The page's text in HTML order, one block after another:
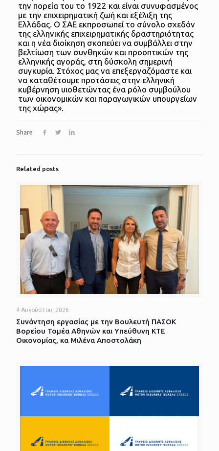
την πορεία του το 1922 και είναι συνυφασμένος
με την επιχειρηματική ζωή και εξέλιξη της
Ελλάδας. Ο ΣΑΕ εκπροσωπεί το σύνολο σχεδόν
της ελληνικής επιχειρηματικής δραστηριότητας
και η νέα διοίκηση σκοπεύει να συμβάλλει στην
βελτίωση των συνθηκών και προοπτικών της
ελληνικής αγοράς, στη δύσκολη σημερινή
συγκυρία. Στόχος μας να επεξεργαζόμαστε και
να καταθέτουμε προτάσεις στην ελληνική
κυβέρνηση υιοθετώντας ένα ρόλο συμβούλου
των οικονομικών και παραγωγικών υπουργείων
της χώρας».
Share
Related posts
4 Αυγούστου, 2026
Συνάντηση εργασίας με την Βουλευτή ΠΑΣΟΚ
Βορείου Τομέα Αθηνών και Υπεύθυνη ΚΤΕ
Οικονομίας, κα Μιλένα Αποστολάκη